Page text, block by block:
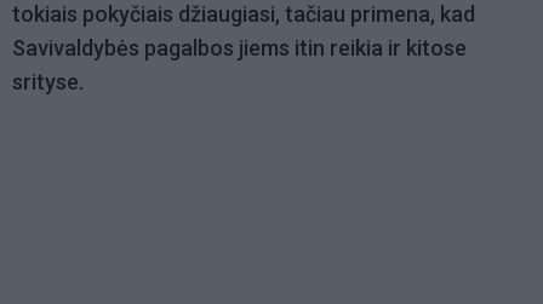
tokiais pokyčiais džiaugiasi, tačiau primena, kad
Savivaldybės pagalbos jiems itin reikia ir kitose
srityse.